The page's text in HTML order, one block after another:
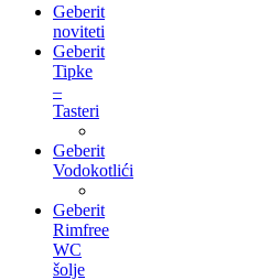
Geberit
noviteti
Geberit
Tipke
–
Tasteri
Geberit
Vodokotlići
Geberit
Rimfree
WC
šolje